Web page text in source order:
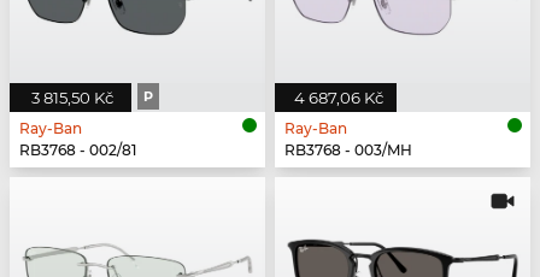
3 815,50 Kč P
Ray-Ban
RB3768 - 002/81
4 687,06 Kč
Ray-Ban
RB3768 - 003/MH